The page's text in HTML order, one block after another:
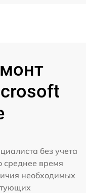
без учета
среднее время
необходимых